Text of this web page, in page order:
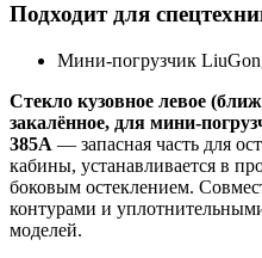
Подходит для
Мини-погрузчик
Стекло кузовное левое
закалённое, для
385A — запасная часть для
кабины, устанавливается в
боковым остеклением.
контурами и
моделей.